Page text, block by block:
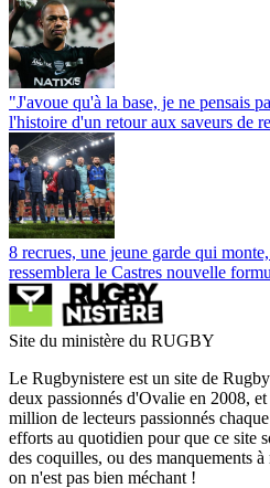
"J'avoue qu'à la base, je ne pensais
l'histoire d'un retour aux saveurs de
8 recrues, une jeune garde qui
ressemblera le Castres nouvelle
Site du ministère du RUGBY
Le Rugbynistere est un site de
deux passionnés d'Ovalie en 2008,
million de lecteurs passionnés
efforts au quotidien pour que ce site
des coquilles, ou des manquements
on n'est pas bien méchant !